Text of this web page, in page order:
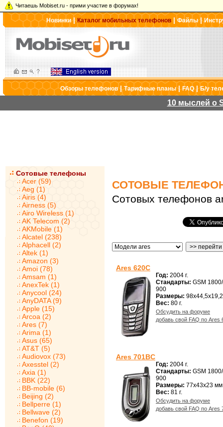
Читаешь Mobiset.ru - прими участие в форумах!
Новинки|Каталог мобильных телефонов |Файлы|
Обзоры телефонов|Тарифные планы|FAQ|Б/у
10 мыслей о
Сотовые телефоны
Acer (59)
Aeg (1)
Airis (4)
Airness (5)
Airo Wireless (1)
AK Telecom (2)
AKMobile (1)
Alcatel (238)
Alphacell (2)
Altek (1)
Amazon (3)
Amoi (78)
Amsam (1)
AnexTek (1)
Anycool (24)
AnyDATA (9)
Apple (15)
Arcoa (2)
Ares (7)
Arima (1)
Asus (65)
AT&T (5)
Audiovox (73)
Axesstel (2)
Axia (1)
BBK (22)
BB-mobile (6)
Beijing (2)
Bellperre (1)
Bellwave (2)
Benefon (19)
СОТОВЫЕ
Сотовых телефонов
Ares 620C
Год: 2004 г.
Стандарты: GSM
900
Размеры:
Вес: 80 г.
Обсудить на форуме
добавь свой FAQ по Ares
Ares 701BC
Год: 2004 г.
Стандарты: GSM
900
Размеры: 77x43x23 мм
Вес: 81 г.
Обсудить на форуме
добавь свой FAQ по Ares